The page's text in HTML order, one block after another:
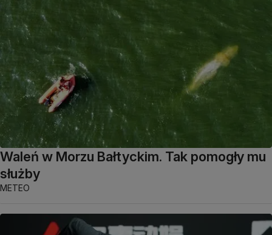
Waleń w Morzu Bałtyckim. Tak pomogły mu
służby
METEO